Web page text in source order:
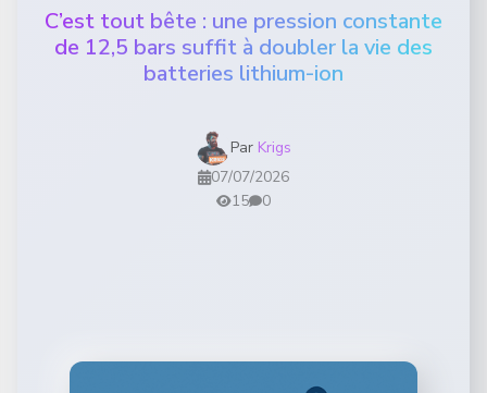
C’est tout bête : une pression constante
de 12,5 bars suffit à doubler la vie des
batteries lithium-ion
Par Krigs
07/07/2026
15
0